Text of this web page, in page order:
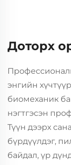
Доторх
энгийн
биомеханик
нэгтгэсэн
Түүн дээрх
бүрдүүлдэг,
байдал, үр